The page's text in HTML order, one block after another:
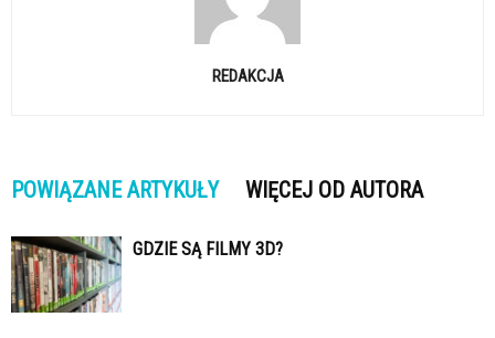
REDAKCJA
POWIĄZANE ARTYKUŁY WIĘCEJ OD AUTORA
GDZIE SĄ FILMY 3D?